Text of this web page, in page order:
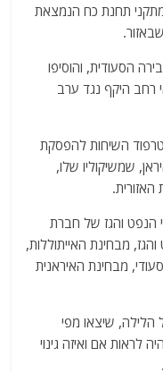
מתקני תחנת כח הנמצאת
הסעודית, והוסיפו
היקף נגד ערב
השיחות להפסקת
שמשיקוליו שלו,
הנפט והגז של חברת
מבחינת האייתוללות,
מבחינת האיראנית
הלילה, שיצאו מפי
לראות אם ואיזה גינוי